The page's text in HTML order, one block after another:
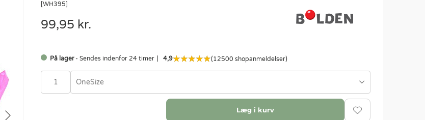
[WH395]
99,95 kr.
På lager - Sendes indenfor 24 timer 4,9 (12500 shopanmeldelser)
OneSize
Læg i kurv